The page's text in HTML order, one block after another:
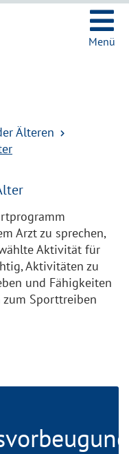
Menü
Älteren
Arzt zu sprechen,
Aktivität für
Aktivitäten zu
und Fähigkeiten
Sporttreiben